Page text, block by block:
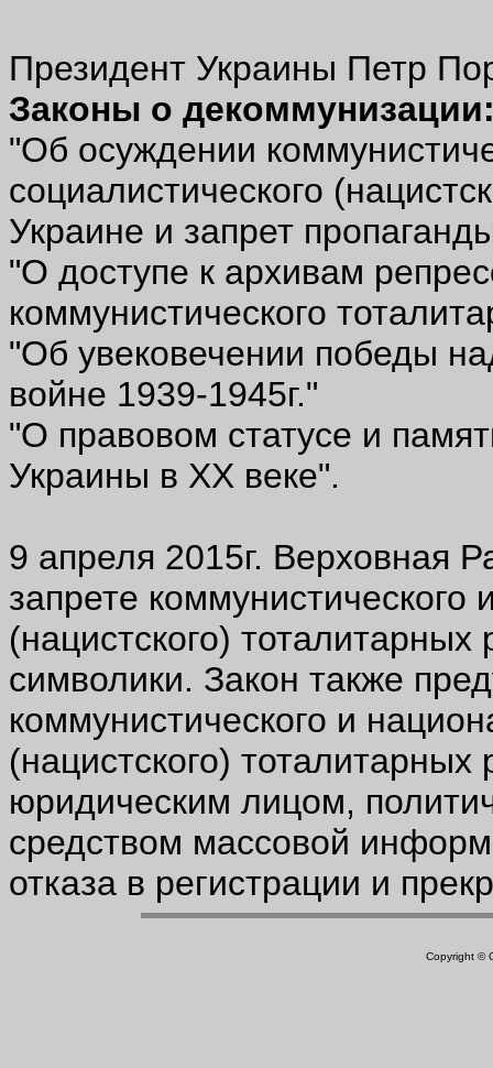
Президент Украины Петр
Законы о
"Об осуждении
социалистического
Украине и запрет
"О доступе к архивам
коммунистического
"Об увековечении победы
войне 1939-1945г."
"О правовом статусе и
Украины в ХХ веке".
9 апреля 2015г. Верховная
запрете коммунистического
(нацистского)
символики. Закон также
коммунистического и
(нацистского)
юридическим лицом,
средством массовой
отказа в регистрации и
Copyright ©